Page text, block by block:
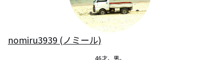
nomiru3939 (ノミール)
46才、男。